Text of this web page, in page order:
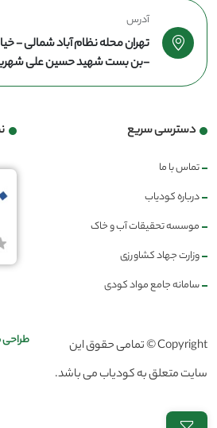
آدرس
تهران محله نظام آباد شمالی -
-بن بست شهید حسین علی
دسترسی سریع
تماس با ما
درباره کودیاب
موسسه تحقیقات آب و خاک
وزارت جهاد کشاورزی
سامانه جامع مواد کودی
Copyright © تمامی حقوق این
سایت متعلق به کودیاب می باشد.